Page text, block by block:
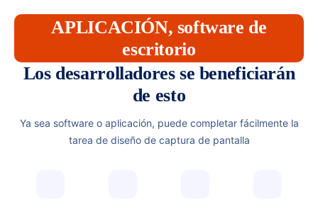
APLICACIÓN, software de
escritorio
Los desarrolladores se beneficiarán
de esto
Ya sea software o aplicación, puede completar fácilmente la
tarea de diseño de captura de pantalla